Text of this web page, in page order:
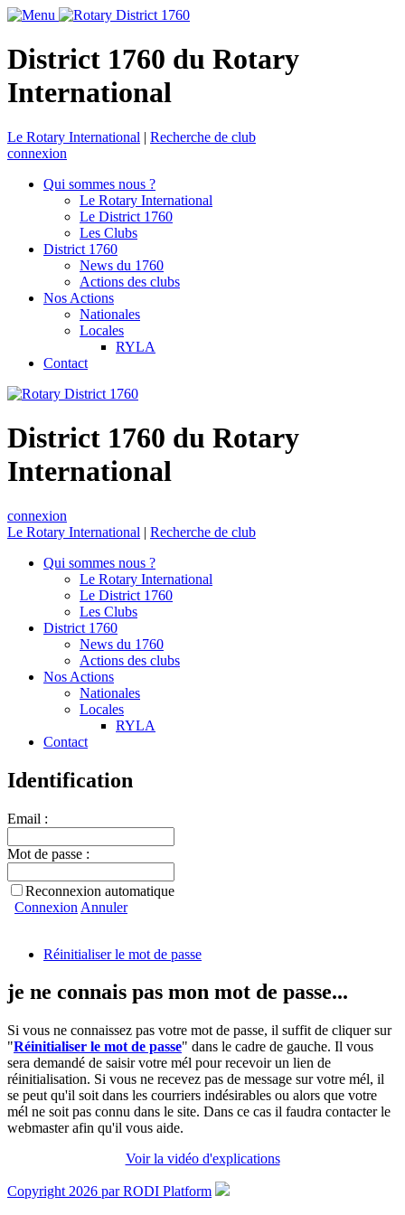
District 1760 du Rotary
International
Le Rotary International | Recherche de club
connexion
Qui sommes nous ?
Le Rotary International
Le District 1760
Les Clubs
District 1760
News du 1760
Actions des clubs
Nos Actions
Nationales
Locales
RYLA
Contact
District 1760 du Rotary
International
connexion
Le Rotary International | Recherche de club
Qui sommes nous ?
Le Rotary International
Le District 1760
Les Clubs
District 1760
News du 1760
Actions des clubs
Nos Actions
Nationales
Locales
RYLA
Contact
Identification
Email :
Mot de passe :
Reconnexion automatique
Connexion Annuler
Réinitialiser le mot de passe
je ne connais pas mon mot de passe...
Si vous ne connaissez pas votre mot de passe, il suffit de cliquer sur
"Réinitialiser le mot de passe" dans le cadre de gauche. Il vous
sera demandé de saisir votre mél pour recevoir un lien de
réinitialisation. Si vous ne recevez pas de message sur votre mél, il
se peut qu'il soit dans les courriers indésirables ou alors que votre
mél ne soit pas connu dans le site. Dans ce cas il faudra contacter le
webmaster afin qu'il vous aide.
Voir la vidéo d'explications
Copyright 2026 par RODI Platform